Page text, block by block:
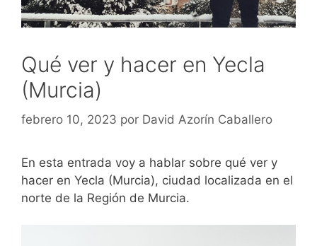
Qué ver y hacer en Yecla
(Murcia)
febrero 10, 2023 por David Azorín Caballero
En esta entrada voy a hablar sobre qué ver y
hacer en Yecla (Murcia), ciudad localizada en el
norte de la Región de Murcia.